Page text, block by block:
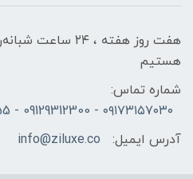
هفت روز هفته ، ۲۴
هستیم
شماره تماس:
۰۹۱۷۳۱۵۷۰۳۰ - 09129312300 - 07137742255
آدرس ایمیل:
info@ziluxe.co